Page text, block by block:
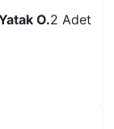
O.2 Adet